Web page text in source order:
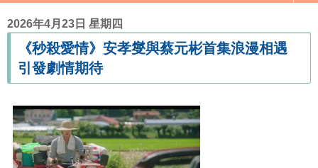
2026年4月23日 星期四
《秒殺愛情》安孝燮與蔡元彬首集浪漫相遇
引發劇情期待